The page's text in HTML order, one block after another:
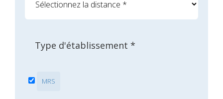
Type d'établissement *
MRS